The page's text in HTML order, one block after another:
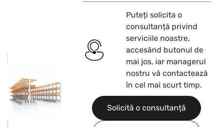
Puteți solicita o
consultanță privind
serviciile noastre,
accesând butonul de
mai jos, iar managerul
nostru vă contactează
în cel mai scurt timp.
Solicită o consultanță